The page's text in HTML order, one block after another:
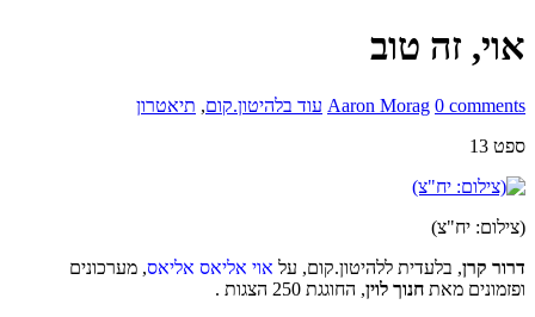
אוי, זה טוב
Aaron Morag 0 comments עוד בלהיטון.קום, תיאטרון
ספט 13
(צילום: יח"צ)
דרור קרן, בלעדית ללהיטון.קום, על אוי אליאס אליאס, מערכונים
ופזמונים מאת חנוך לוין, החוגגת 250 הצגות .